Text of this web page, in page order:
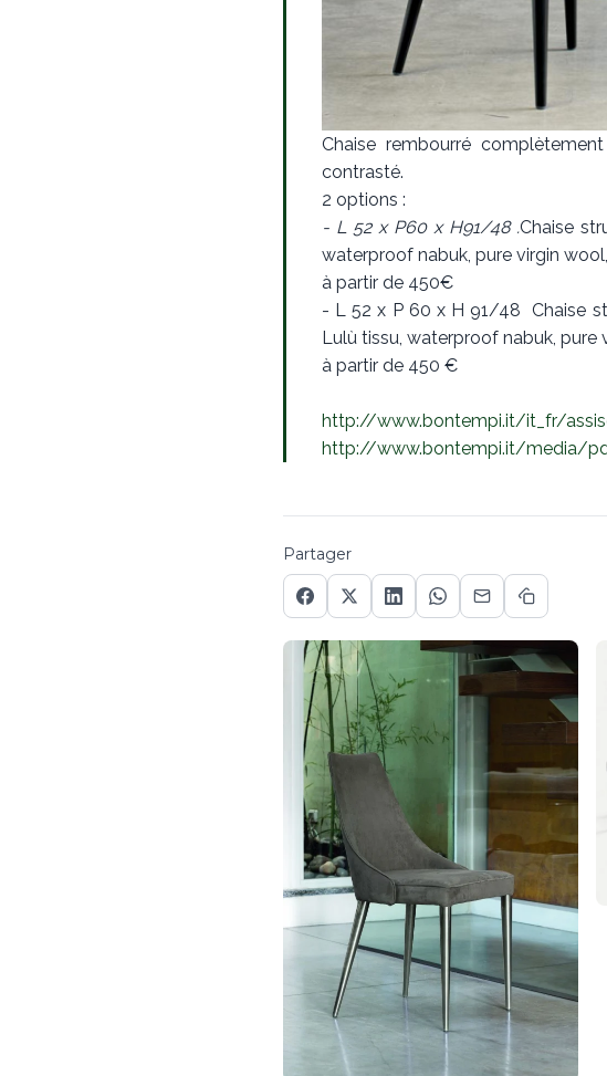
Chaise rembourré
contrasté.
2 options :
- L 52 x P60 x H91/48 .Chaise
waterproof nabuk, pure virgin
à partir de 450€
- L 52 x P 60 x H 91/48 Chaise
Lulù tissu, waterproof nabuk, pure
à partir de 450 €
http://www.bontempi.it/it_fr/
http://www.bontempi.it/media/
Partager